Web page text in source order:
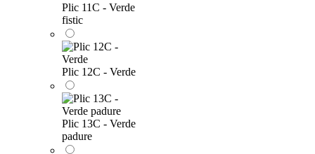
Plic 11C - Verde
fistic
Plic 12C - Verde
Plic 13C - Verde
padure